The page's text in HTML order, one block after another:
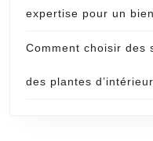
expertise pour un
Comment choisir des
des plantes